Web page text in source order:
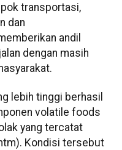
transportasi,
dan
andil
dengan masih
lebih tinggi berhasil
volatile foods
yang tercatat
Kondisi tersebut